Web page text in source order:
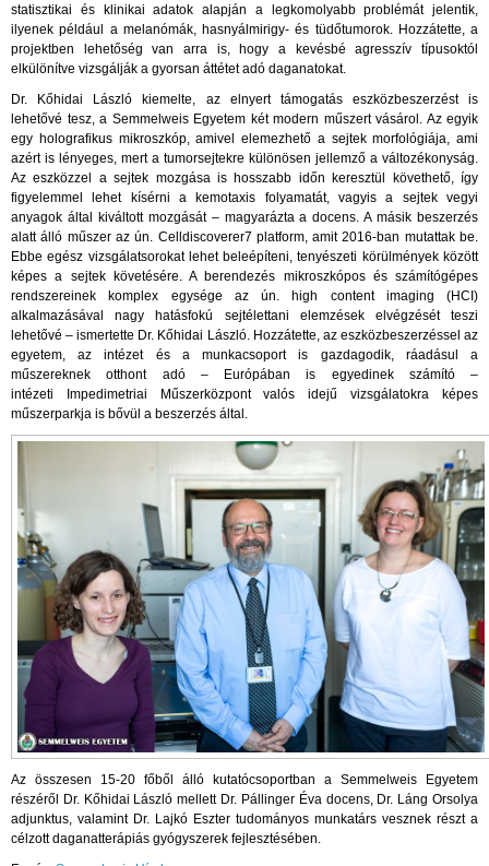
statisztikai és klinikai adatok alapján a legkomolyabb problémát jelentik,
ilyenek például a melanómák, hasnyálmirigy- és tüdőtumorok. Hozzátette, a
projektben lehetőség van arra is, hogy a kevésbé agresszív típusoktól
elkülönítve vizsgálják a gyorsan áttétet adó daganatokat.
Dr. Kőhidai László kiemelte, az elnyert támogatás eszközbeszerzést is
lehetővé tesz, a Semmelweis Egyetem két modern műszert vásárol. Az egyik
egy holografikus mikroszkóp, amivel elemezhető a sejtek morfológiája, ami
azért is lényeges, mert a tumorsejtekre különösen jellemző a változékonyság.
Az eszközzel a sejtek mozgása is hosszabb időn keresztül követhető, így
figyelemmel lehet kísérni a kemotaxis folyamatát, vagyis a sejtek vegyi
anyagok által kiváltott mozgását – magyarázta a docens. A másik beszerzés
alatt álló műszer az ún. Celldiscoverer7 platform, amit 2016-ban mutattak be.
Ebbe egész vizsgálatsorokat lehet beleépíteni, tenyészeti körülmények között
képes a sejtek követésére. A berendezés mikroszkópos és számítógépes
rendszereinek komplex egysége az ún. high content imaging (HCI)
alkalmazásával nagy hatásfokú sejtélettani elemzések elvégzését teszi
lehetővé – ismertette Dr. Kőhidai László. Hozzátette, az eszközbeszerzéssel az
egyetem, az intézet és a munkacsoport is gazdagodik, ráadásul a
műszereknek otthont adó – Európában is egyedinek számító –
intézeti Impedimetriai Műszerközpont valós idejű vizsgálatokra képes
műszerparkja is bővül a beszerzés által.
Az összesen 15-20 főből álló kutatócsoportban a Semmelweis Egyetem
részéről Dr. Kőhidai László mellett Dr. Pállinger Éva docens, Dr. Láng Orsolya
adjunktus, valamint Dr. Lajkó Eszter tudományos munkatárs vesznek részt a
célzott daganatterápiás gyógyszerek fejlesztésében.